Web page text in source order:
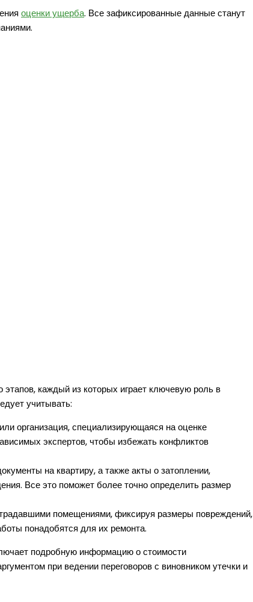
оценки ущерба. Все зафиксированные данные станут
каждый из которых играет ключевую роль в
учитывать:
организация, специализирующаяся на оценке
экспертов, чтобы избежать конфликтов
на квартиру, а также акты о затоплении,
Все это поможет более точно определить размер
помещениями, фиксируя размеры повреждений,
понадобятся для их ремонта.
подробную информацию о стоимости
при ведении переговоров с виновником утечки и